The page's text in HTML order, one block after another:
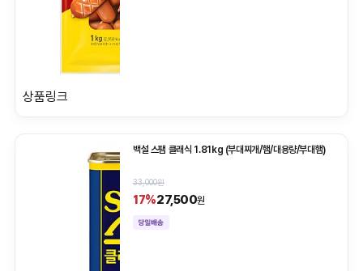
상품링크
백설 스팸 클래식 1.81kg (부대찌개/햄/대용량/부대햄)
33,000원
17%27,500원